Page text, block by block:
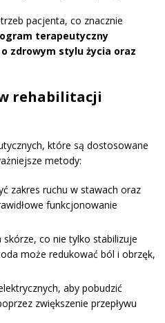
pacjenta, co znacznie
terapeutyczny
zdrowym stylu życia oraz
rehabilitacji
które są dostosowane
metody:
zakres ruchu w stawach oraz
funkcjonowanie
co nie tylko stabilizuje
może redukować ból i obrzęk,
aby pobudzić
zwiększenie przepływu